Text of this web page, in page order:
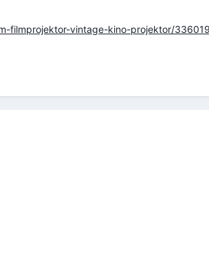
filmprojektor-vintage-kino-projektor/